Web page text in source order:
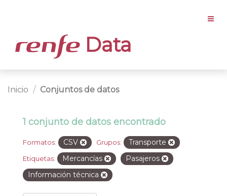
Data
Inicio Conjuntos de datos
1 conjunto de datos encontrado
Formatos: CSV Grupos: Transporte
Etiquetas: Mercancías
Pasajeros
Información técnica